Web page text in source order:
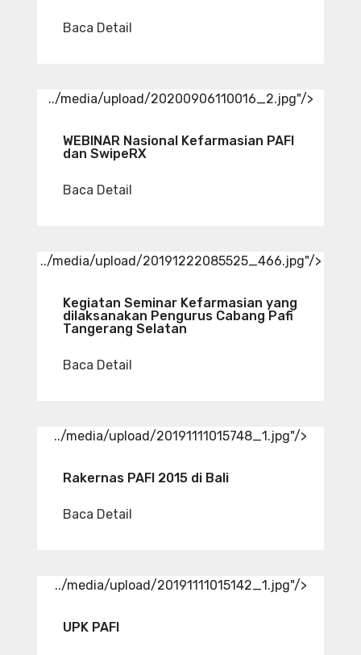
Baca Detail
../media/upload/20200906110016_2.jpg"/>
WEBINAR Nasional Kefarmasian PAFI
dan SwipeRX
Baca Detail
../media/upload/20191222085525_466.jpg"/>
Kegiatan Seminar Kefarmasian yang
dilaksanakan Pengurus Cabang Pafi
Tangerang Selatan
Baca Detail
../media/upload/20191111015748_1.jpg"/>
Rakernas PAFI 2015 di Bali
Baca Detail
../media/upload/20191111015142_1.jpg"/>
UPK PAFI